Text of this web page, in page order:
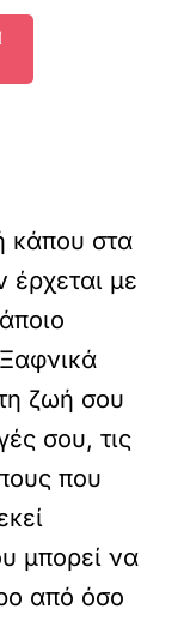
κάπου στα
με
ζωή σου
σου, τις
που
μπορεί να
από όσο